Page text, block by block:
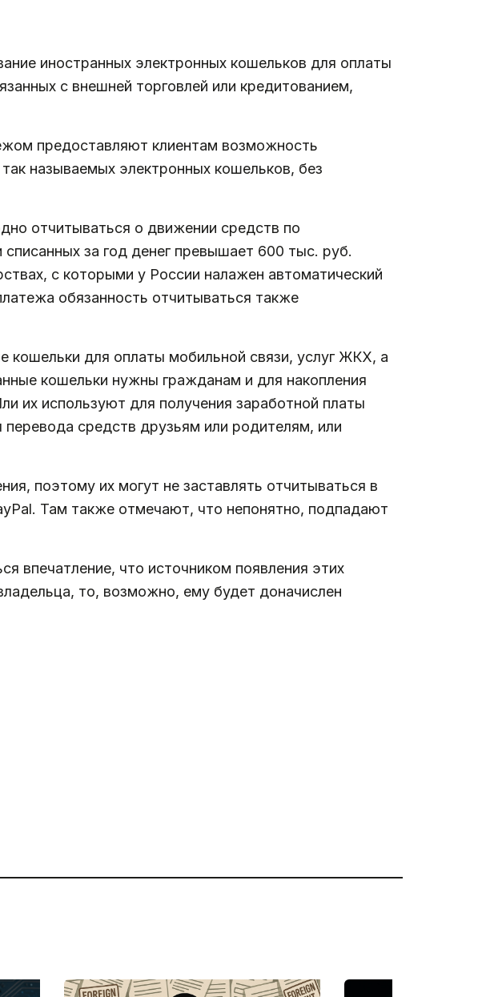
иностранных электронных кошельков для оплаты
с внешней торговлей или кредитованием,
предоставляют клиентам возможность
называемых электронных кошельков, без
отчитываться о движении средств по
за год денег превышает 600 тыс. руб.
с которыми у России налажен автоматический
обязанность отчитываться также
кошельки для оплаты мобильной связи, услуг ЖКХ, а
кошельки нужны гражданам и для накопления
их используют для получения заработной платы
средств друзьям или родителям, или
поэтому их могут не заставлять отчитываться в
Там также отмечают, что непонятно, подпадают
впечатление, что источником появления этих
то, возможно, ему будет доначислен